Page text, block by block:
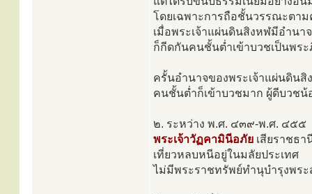
โดยเฉพาะการถือชั้นวรรณะตา
เมื่อพระเจ้าแผ่นดินสิงหฬมีอำนา
ก็กีดกันคนชั้นต่ำเข้าบวชเป็นพร
ครั้นอำนาจของพระเจ้าแผ่นดินสิ
คนชั้นต่ำก็เข้าบวชมาก ผู้ดีบวชน้
๒. ระหว่าง พ.ศ. ๔๓๙-พ.ศ. ๔๕๕
พระเจ้าวัฏคามินีอภัย เสียราชธ
เที่ยวหลบหนีอยู่ในมลัยประเทศ
ไม่มีพระราชทรัพย์ทำนุบำรุงพระ